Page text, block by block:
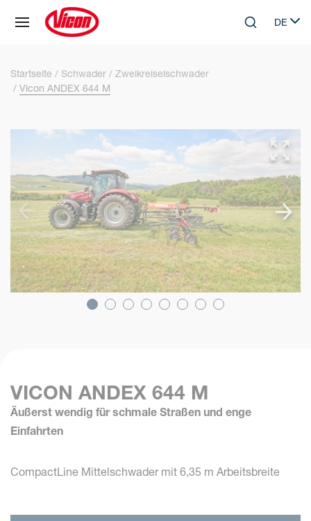
Skip to main contentSearchDE
Select
Startseite Schwader
Zweikreiselschwader
Vicon ANDEX 644 M
VICON ANDEX 644 M
Äußerst wendig für schmale Straßen und enge
Einfahrten
CompactLine Mittelschwader mit 6,35 m Arbeitsbreite
Cookie-Einstellungen